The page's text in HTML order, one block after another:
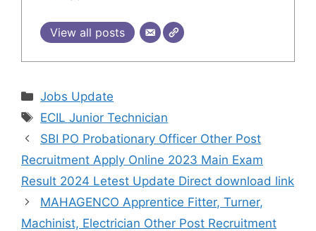
View all posts
Categories
Jobs Update
Tags
ECIL Junior Technician
SBI PO Probationary Officer Other Post
Recruitment Apply Online 2023 Main Exam
Result 2024 Letest Update Direct download link
MAHAGENCO Apprentice Fitter, Turner,
Machinist, Electrician Other Post Recruitment